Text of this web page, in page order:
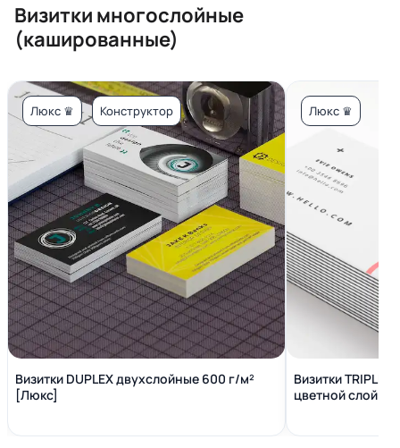
Визитки многослойные
(кашированные)
Люкс ♛ Конструктор
Визитки DUPLEX двухслойные 600 г/м²
[Люкс]
Люкс ♛
Визитки
цветной слой